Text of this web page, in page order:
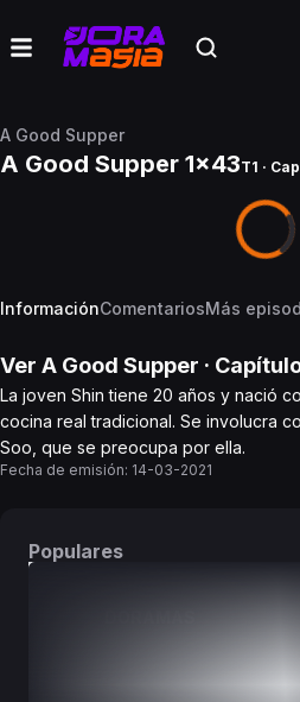
A Good Supper
A Good Supper 1x43T1 ·
InformaciónComentariosMás
Ver A Good Supper ·
La joven Shin tiene 20 años y nació
cocina real tradicional. Se involucra
Soo, que se preocupa por ella.
Fecha de emisión: 14-03-2021
Populares